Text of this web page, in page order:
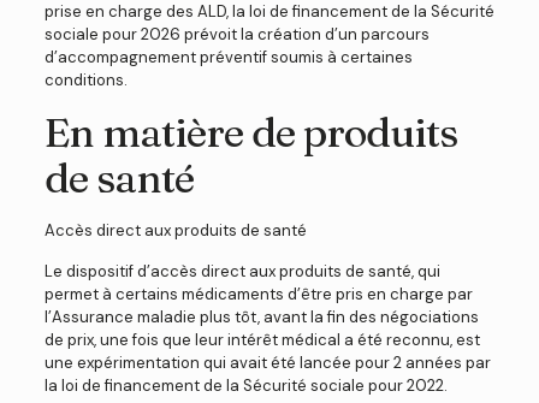
prise en charge des ALD, la loi de financement de la Sécurité
sociale pour 2026 prévoit la création d’un parcours
d’accompagnement préventif soumis à certaines
conditions.
En matière de produits
de santé
Accès direct aux produits de santé
Le dispositif d’accès direct aux produits de santé, qui
permet à certains médicaments d’être pris en charge par
l’Assurance maladie plus tôt, avant la fin des négociations
de prix, une fois que leur intérêt médical a été reconnu, est
une expérimentation qui avait été lancée pour 2 années par
la loi de financement de la Sécurité sociale pour 2022.